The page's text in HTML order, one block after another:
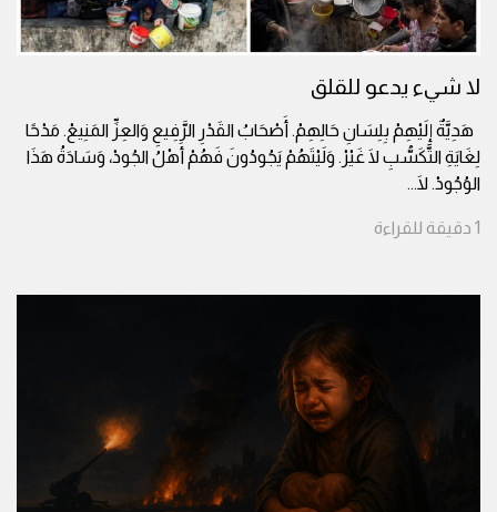
لا شيء يدعو للقلق
هَدِيَّةٌ إِلَيْهِمْ بِلِسَانِ حَالِهِمْ. أَصْحَابُ القَدْرِ الرَّفِيعِ وَالعِزِّ المَنِيعْ. مَدْحًا
لِغَايَةِ التَّكَسُّبِ لَا غَيْرْ. وَلَيْتَهُمْ يَجُودُونَ فَهُمْ أَهْلُ الجُودْ، وَسَادَةُ هَذَا
الوُجُودْ. لَا...
1 دقيقة للقراءة